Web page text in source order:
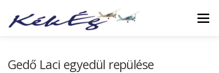
Menü
Gedő Laci egyedül repülése